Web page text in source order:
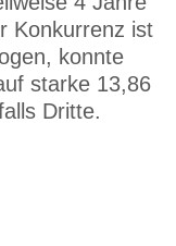
Konkurrenz ist
konnte
starke 13,86
Dritte.